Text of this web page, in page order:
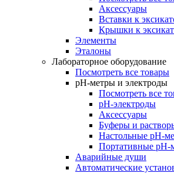
Аксессуары
Вставки к
Крышки к
Элементы
Эталоны
Лабораторное оборудование
Посмотреть все товары
pH-метры и электроды
Посмотреть все
pH-электроды
Аксессуары
Буферы и
Настольные рН-
Портативные рН-
Аварийные души
Автоматические